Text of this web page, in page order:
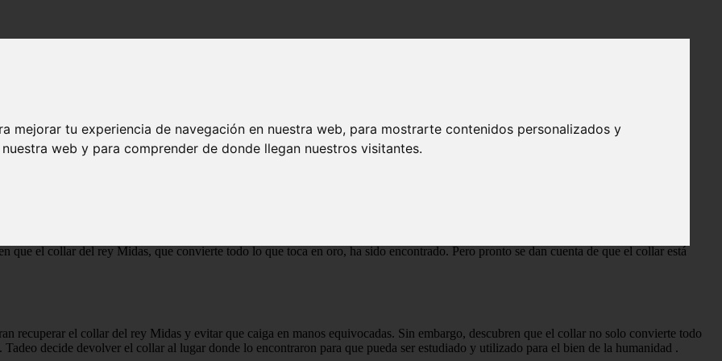
mejorar tu experiencia de navegación en nuestra web, para mostrarte contenidos personalizados y
web y para comprender de donde llegan nuestros visitantes.
ᐉ Final Explicado
ᐉ Final Explicado
para descubrir el secreto del rey Midas. Junto a sus amigos, Sara, Jeff y su perro Belzoni, Tadeo viaja a Las Vegas para asistir a la
que el collar del rey Midas, que convierte todo lo que toca en oro, ha sido encontrado. Pero pronto se dan cuenta de que el collar está
recuperar el collar del rey Midas y evitar que caiga en manos equivocadas. Sin embargo, descubren que el collar no solo convierte todo
decide devolver el collar al lugar donde lo encontraron para que pueda ser estudiado y utilizado para el bien de la humanidad .